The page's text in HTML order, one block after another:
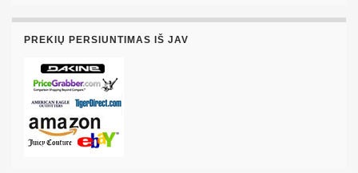
PREKIŲ PERSIUNTIMAS IŠ JAV